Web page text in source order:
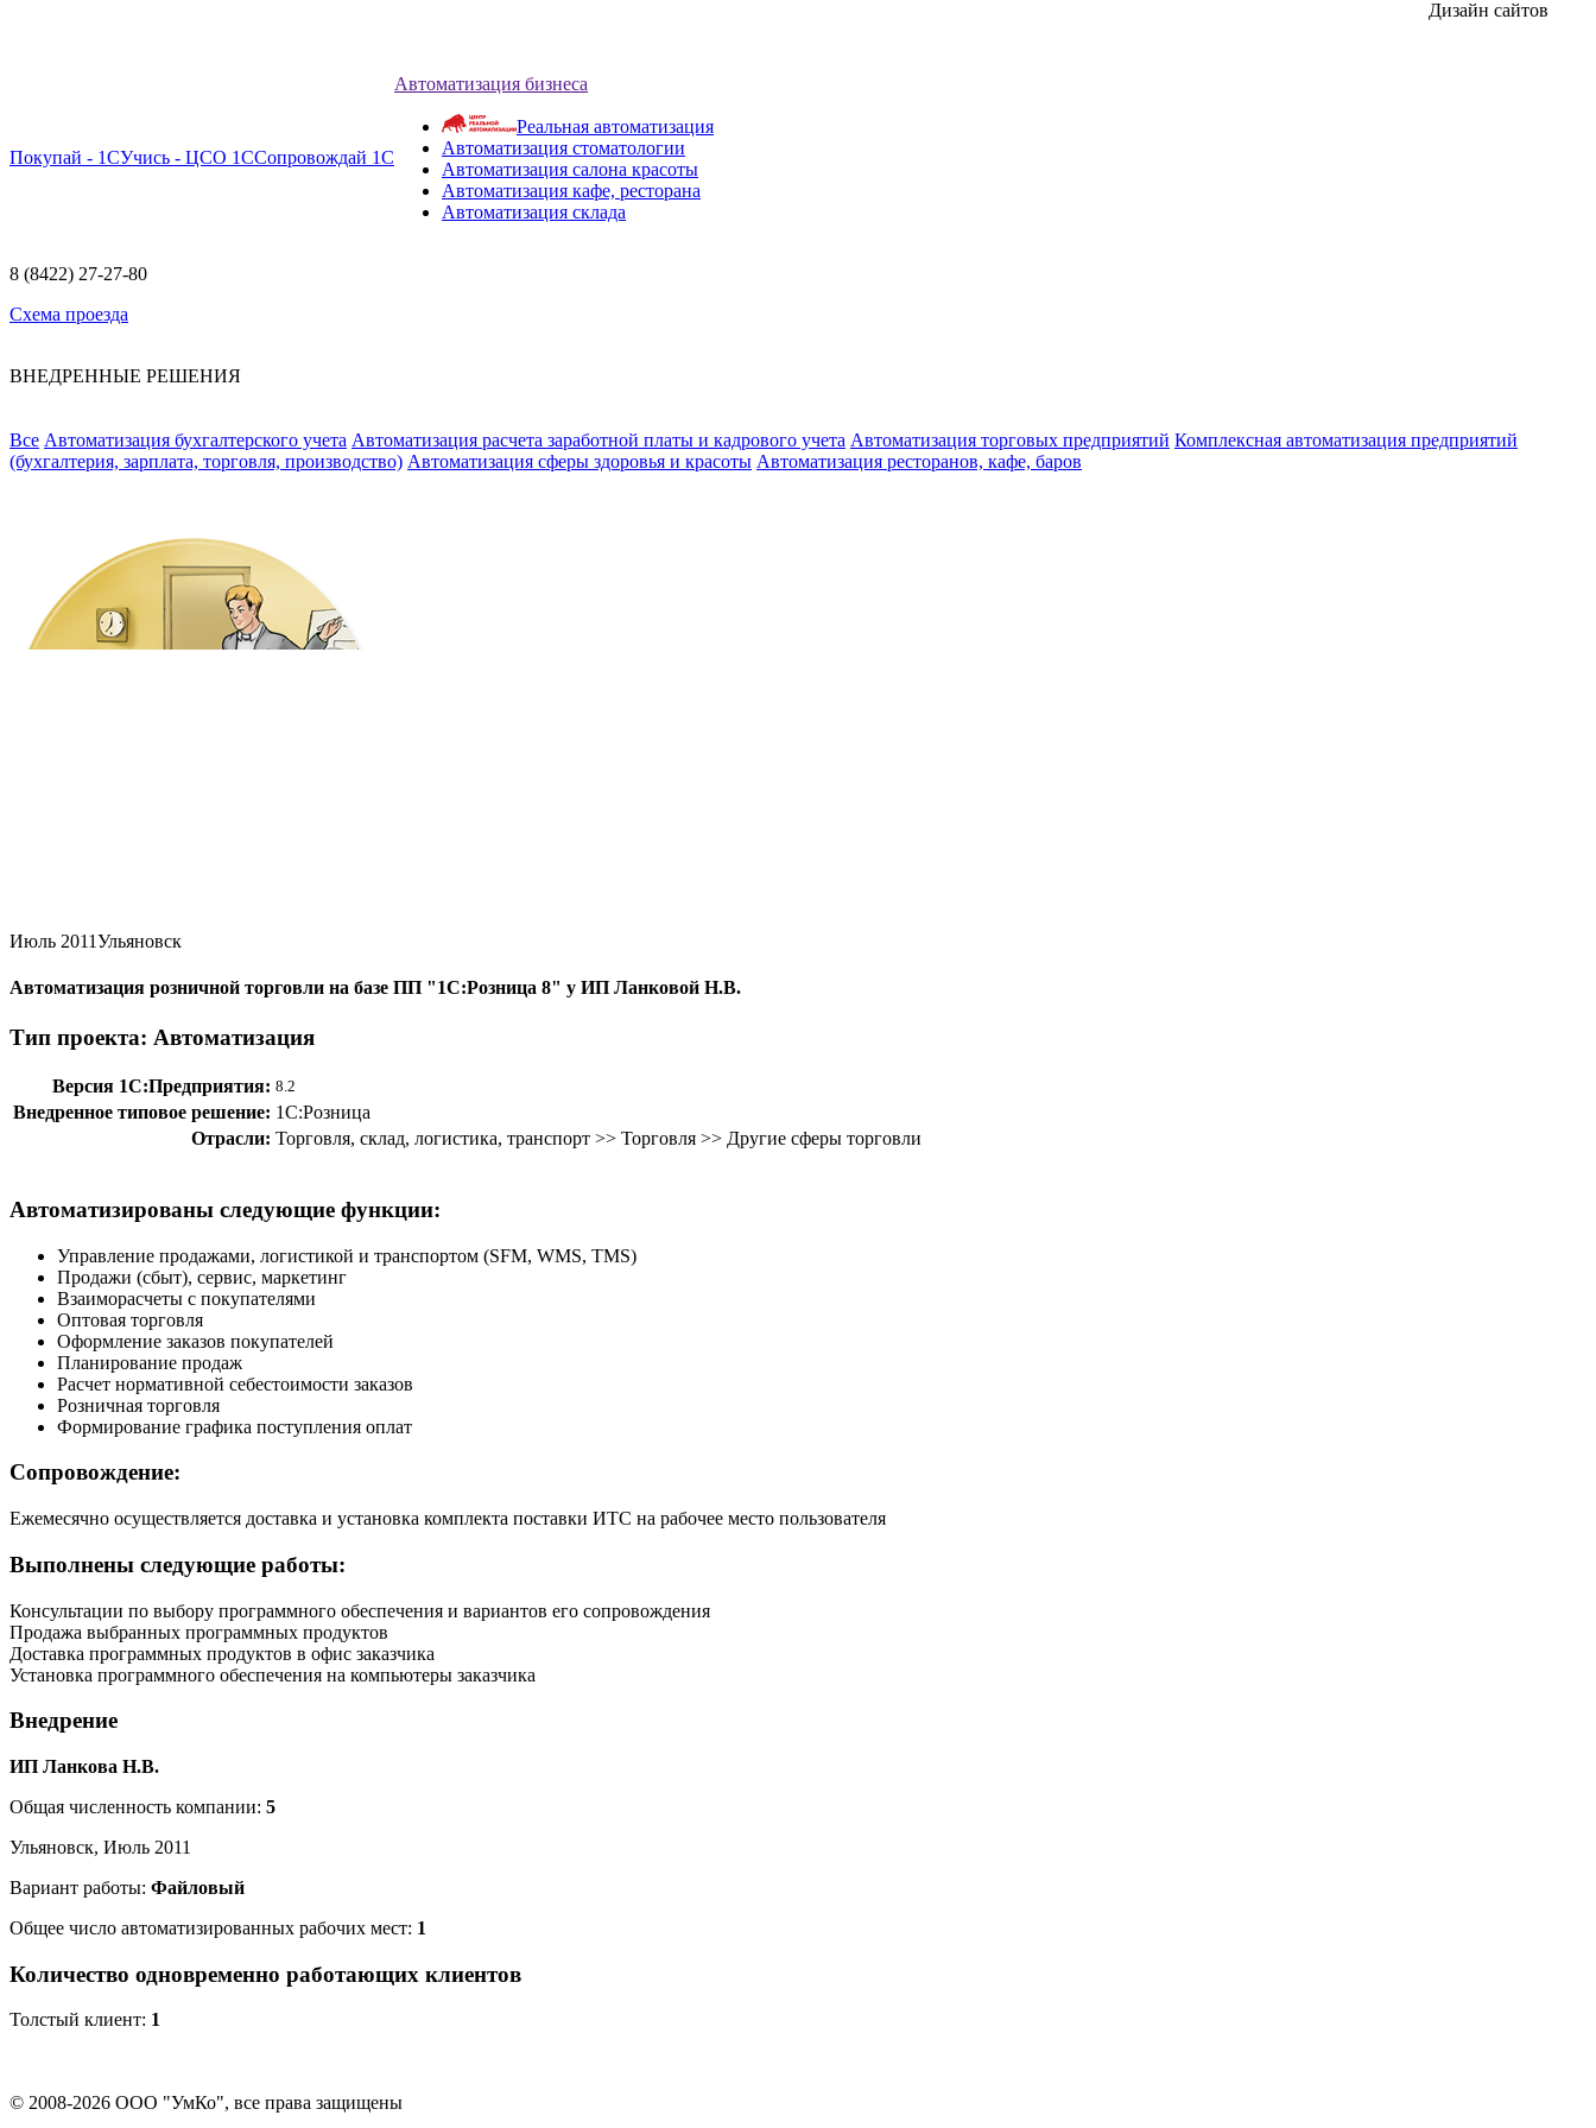
Покупай - 1СУчись - ЦСО 1ССопровождай 1С
Автоматизация бизнеса
Реальная автоматизация
Автоматизация стоматологии
Автоматизация салона красоты
Автоматизация кафе, ресторана
Автоматизация склада
8 (8422) 27-27-80
Схема проезда
ВНЕДРЕННЫЕ РЕШЕНИЯ
Все Автоматизация бухгалтерского учета Автоматизация расчета заработной платы и кадрового учета Автоматизация торговых предприятий Комплексная автоматизация предприятий
(бухгалтерия, зарплата, торговля, производство) Автоматизация сферы здоровья и красоты Автоматизация ресторанов, кафе, баров
Июль 2011Ульяновск
Автоматизация розничной торговли на базе ПП "1С:Розница 8" у ИП Ланковой Н.В.
Тип проекта: Автоматизация
Версия 1С:Предприятия: 8.2
Внедренное типовое решение: 1С:Розница
Отрасли: Торговля, склад, логистика, транспорт >> Торговля >> Другие сферы торговли
Автоматизированы следующие функции:
Управление продажами, логистикой и транспортом (SFM, WMS, TMS)
Продажи (сбыт), сервис, маркетинг
Взаиморасчеты с покупателями
Оптовая торговля
Оформление заказов покупателей
Планирование продаж
Расчет нормативной себестоимости заказов
Розничная торговля
Формирование графика поступления оплат
Сопровождение:
Ежемесячно осуществляется доставка и установка комплекта поставки ИТС на рабочее место пользователя
Выполнены следующие работы:
Консультации по выбору программного обеспечения и вариантов его сопровождения
Продажа выбранных программных продуктов
Доставка программных продуктов в офис заказчика
Установка программного обеспечения на компьютеры заказчика
Внедрение
ИП Ланкова Н.В.
Общая численность компании: 5
Ульяновск, Июль 2011
Вариант работы: Файловый
Общее число автоматизированных рабочих мест: 1
Количество одновременно работающих клиентов
Толстый клиент: 1
© 2008-2026 ООО "УмКо", все права защищены
Дизайн сайтов